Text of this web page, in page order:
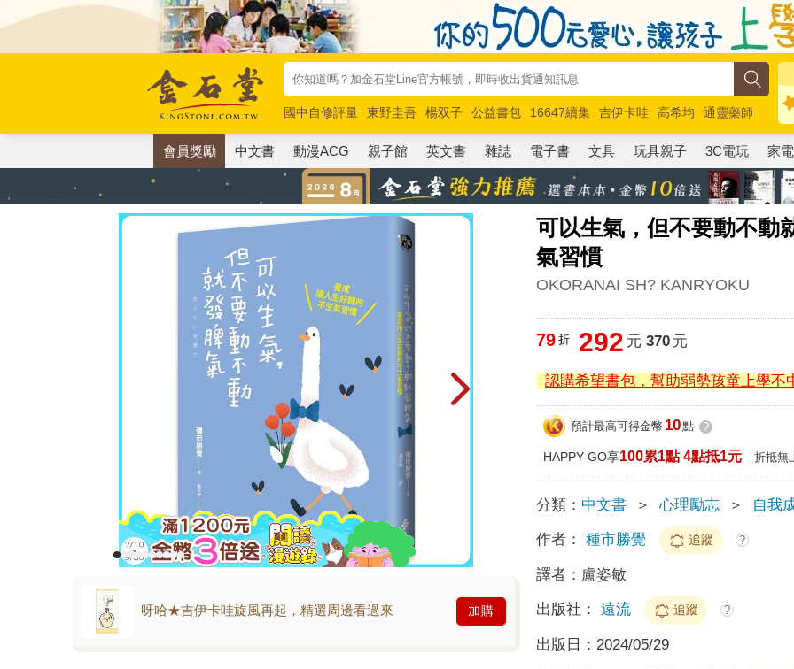
國中自修評量 東野圭吾 楊双子 公益書包 16647續集 吉伊卡哇 高希均
通靈藥師
唯紅花綻放
奧德賽 路邊攤新作 馬斯克 玩具總動員5 超慢跑
會員獎勵 中文書 動漫ACG 親子館 英文書 雜誌 電子書 文具 玩具親子 3C電玩 家電
可以生氣，但不要動不動
氣習慣
OKORANAI SH? KANRYOKU
呀哈★吉伊卡哇旋風再起，精選周邊看過來 加購
79 折 292 元 370元
認購希望書包，幫助弱勢孩童上學不
預計最高可得金幣 10點 ?
HAPPY GO享100累1點 4點抵1元 折抵無
分類： 中文書 ＞ 心理勵志 ＞ 自我
作者： 種市勝覺 追蹤 ?
譯者： 盧姿敏
出版社： 遠流 追蹤 ?
出版日： 2024/05/29